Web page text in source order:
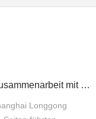
kroneseder Lubricant unterzeichnete Zusammenarbeit mit Shanghai Longgong
Longgong